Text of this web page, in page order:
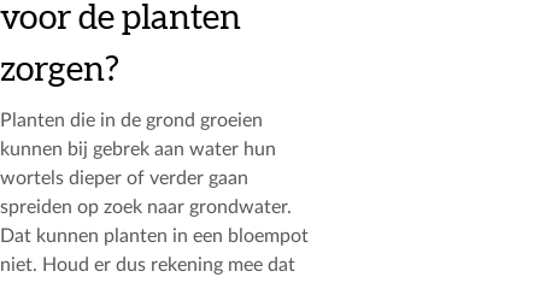
voor de planten
zorgen?
Planten die in de grond groeien
kunnen bij gebrek aan water hun
wortels dieper of verder gaan
spreiden op zoek naar grondwater.
Dat kunnen planten in een bloempot
niet. Houd er dus rekening mee dat